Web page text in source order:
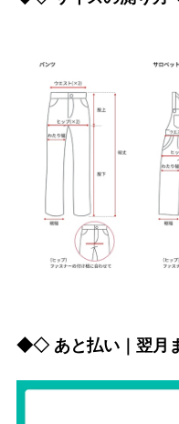
◆◇ あと払い｜翌月